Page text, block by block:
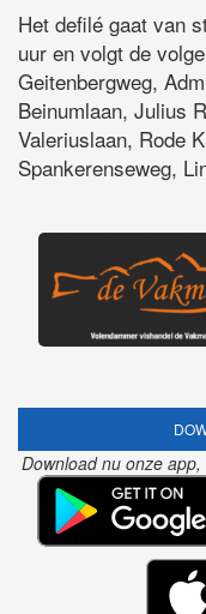
Het defilé gaat van
uur en volgt de
Geitenbergweg,
Beinumlaan, Julius
Valeriuslaan, Rode
Spankerenseweg,
Download nu onze